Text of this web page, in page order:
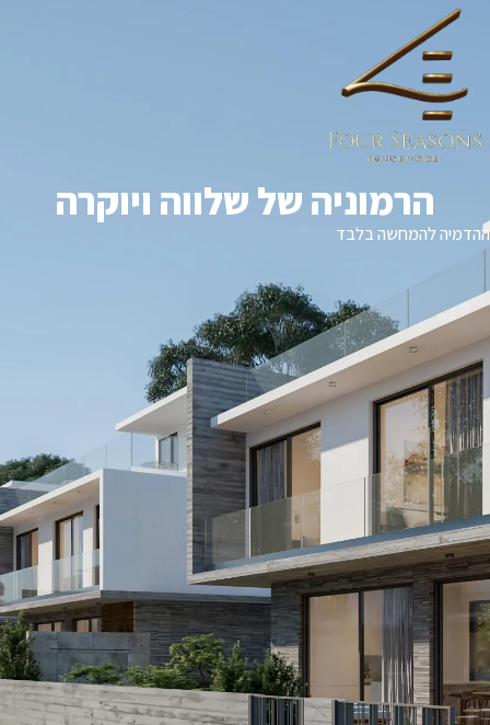
הרמוניה של שלווה ויוקרה
ההדמיה להמחשה בלבד